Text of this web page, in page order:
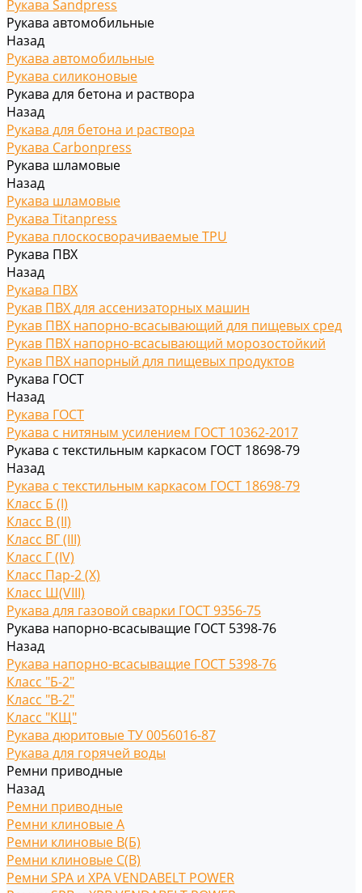
Рукава Sandpress
Рукава автомобильные
Назад
Рукава автомобильные
Рукава силиконовые
Рукава для бетона и раствора
Назад
Рукава для бетона и раствора
Рукава Carbonpress
Рукава шламовые
Назад
Рукава шламовые
Рукава Titanpress
Рукава плоскосворачиваемые TPU
Рукава ПВХ
Назад
Рукава ПВХ
Рукав ПВХ для ассенизаторных машин
Рукав ПВХ напорно-всасывающий для пищевых сред
Рукав ПВХ напорно-всасывающий морозостойкий
Рукав ПВХ напорный для пищевых продуктов
Рукава ГОСТ
Назад
Рукава ГОСТ
Рукава с нитяным усилением ГОСТ 10362-2017
Рукава с текстильным каркасом ГОСТ 18698-79
Назад
Рукава с текстильным каркасом ГОСТ 18698-79
Класс Б (I)
Класс В (II)
Класс ВГ (III)
Класс Г (IV)
Класс Пар-2 (X)
Класс Ш(VIII)
Рукава для газовой сварки ГОСТ 9356-75
Рукава напорно-всасыващие ГОСТ 5398-76
Назад
Рукава напорно-всасыващие ГОСТ 5398-76
Класс "Б-2"
Класс "В-2"
Класс "КЩ"
Рукава дюритовые ТУ 0056016-87
Рукава для горячей воды
Ремни приводные
Назад
Ремни приводные
Ремни клиновые A
Ремни клиновые В(Б)
Ремни клиновые С(B)
Ремни SPA и XPA VENDABELT POWER